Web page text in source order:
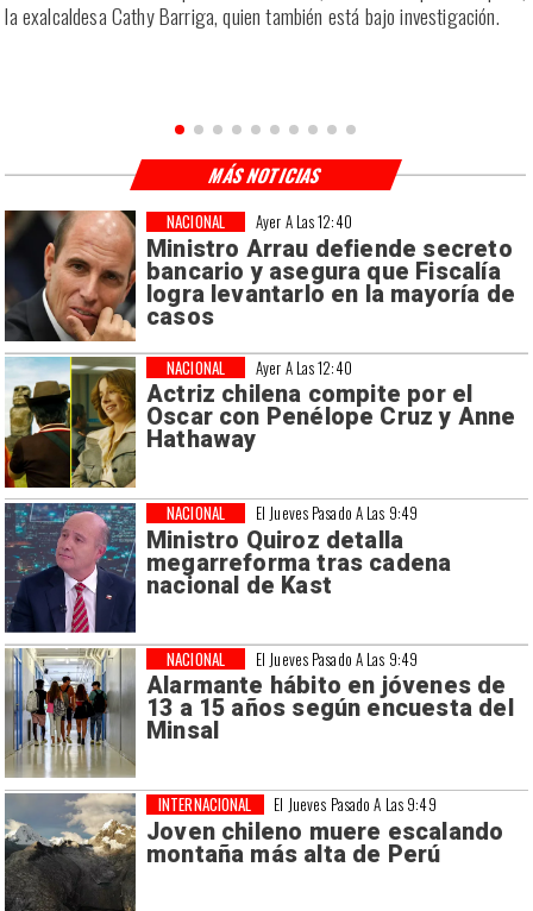
la exalcaldesa Cathy Barriga, quien también está bajo investigación.
Ayer A Las 12:40
Ministro Arrau defiende secreto
bancario y asegura que Fiscalía
logra levantarlo en la mayoría de
casos
NACIONAL
Ayer A Las 12:40
Actriz chilena compite por el
Oscar con Penélope Cruz y Anne
Hathaway
NACIONAL
El Jueves Pasado A Las 9:49
Ministro Quiroz detalla
megarreforma tras cadena
nacional de Kast
NACIONAL
El Jueves Pasado A Las 9:49
Alarmante hábito en jóvenes de
13 a 15 años según encuesta del
Minsal
NACIONAL
El Jueves Pasado A Las 9:49
Joven chileno muere escalando
montaña más alta de Perú
INTERNACIONAL
MÁS NOTICIAS